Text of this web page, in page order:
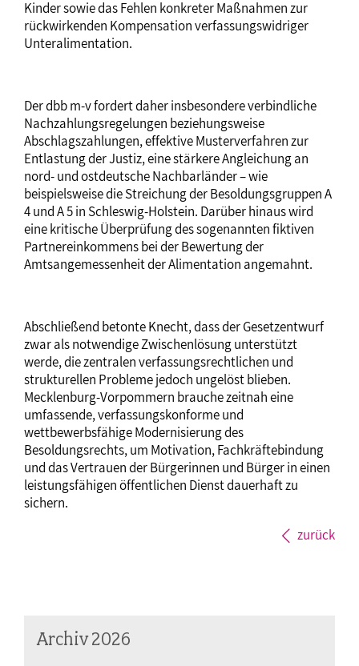
Kinder sowie das Fehlen konkreter Maßnahmen zur
rückwirkenden Kompensation verfassungswidriger
Unteralimentation.
Der dbb m-v fordert daher insbesondere verbindliche
Nachzahlungsregelungen beziehungsweise
Abschlagszahlungen, effektive Musterverfahren zur
Entlastung der Justiz, eine stärkere Angleichung an
nord- und ostdeutsche Nachbarländer – wie
beispielsweise die Streichung der Besoldungsgruppen A
4 und A 5 in Schleswig-Holstein. Darüber hinaus wird
eine kritische Überprüfung des sogenannten fiktiven
Partnereinkommens bei der Bewertung der
Amtsangemessenheit der Alimentation angemahnt.
Abschließend betonte Knecht, dass der Gesetzentwurf
zwar als notwendige Zwischenlösung unterstützt
werde, die zentralen verfassungsrechtlichen und
strukturellen Probleme jedoch ungelöst blieben.
Mecklenburg-Vorpommern brauche zeitnah eine
umfassende, verfassungskonforme und
wettbewerbsfähige Modernisierung des
Besoldungsrechts, um Motivation, Fachkräftebindung
und das Vertrauen der Bürgerinnen und Bürger in einen
leistungsfähigen öffentlichen Dienst dauerhaft zu
sichern.
zurück
Archiv 2026